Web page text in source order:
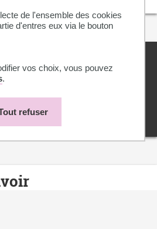
de l'ensemble des cookies
d'entres eux via le bouton
vos choix, vous pouvez
.
refuser